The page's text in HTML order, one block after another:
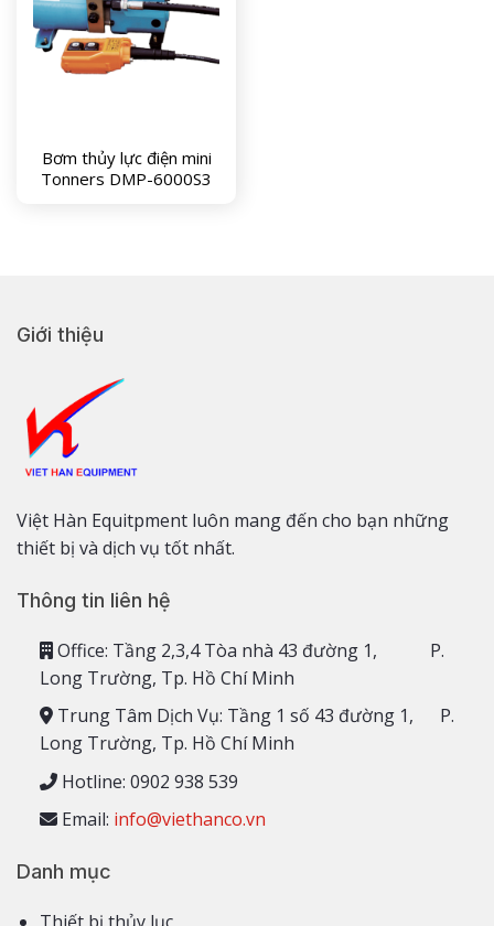
Bơm thủy lực điện mini
Tonners DMP-6000S3
Giới thiệu
Việt Hàn Equitpment luôn mang đến cho bạn những
thiết bị và dịch vụ tốt nhất.
Thông tin liên hệ
Office: Tầng 2,3,4 Tòa nhà 43 đường 1, P.
Long Trường, Tp. Hồ Chí Minh
Trung Tâm Dịch Vụ: Tầng 1 số 43 đường 1, P.
Long Trường, Tp. Hồ Chí Minh
Hotline: 0902 938 539
Email: info@viethanco.vn
Danh mục